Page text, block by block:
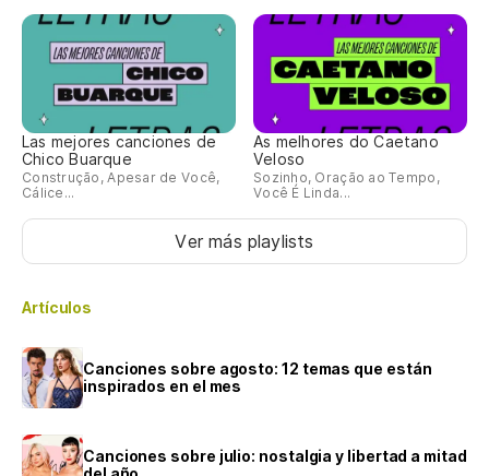
Las mejores canciones de
Chico Buarque
Construção, Apesar de Você,
Cálice...
As melhores do Caetano
Veloso
Sozinho, Oração ao Tempo,
Você É Linda...
Ver más playlists
Artículos
Canciones sobre agosto: 12 temas que están
inspirados en el mes
Canciones sobre julio: nostalgia y libertad a mitad